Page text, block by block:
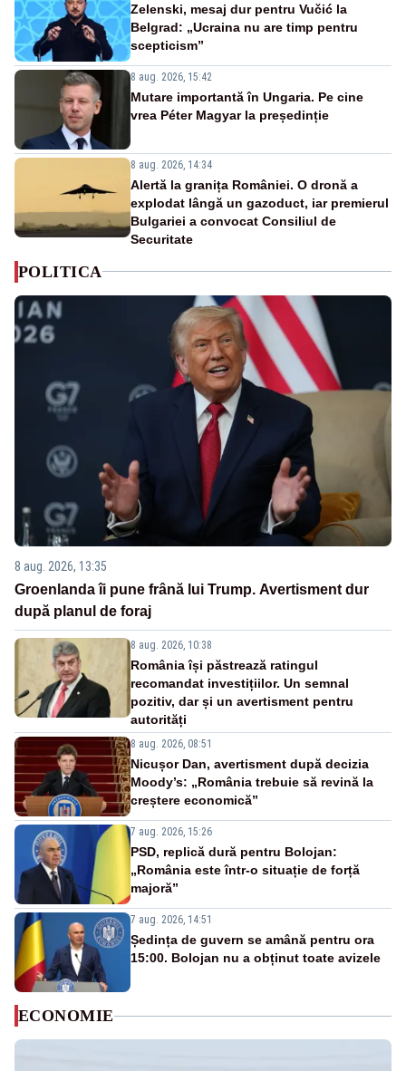
Zelenski, mesaj dur pentru Vučić la
Belgrad: „Ucraina nu are timp pentru
scepticism”
8 aug. 2026, 15:42
Mutare importantă în Ungaria. Pe cine
vrea Péter Magyar la președinție
8 aug. 2026, 14:34
Alertă la granița României. O dronă a
explodat lângă un gazoduct, iar premierul
Bulgariei a convocat Consiliul de
Securitate
POLITICA
8 aug. 2026, 13:35
Groenlanda îi pune frână lui Trump. Avertisment dur
după planul de foraj
8 aug. 2026, 10:38
România își păstrează ratingul
recomandat investițiilor. Un semnal
pozitiv, dar și un avertisment pentru
autorități
8 aug. 2026, 08:51
Nicușor Dan, avertisment după decizia
Moody’s: „România trebuie să revină la
creștere economică”
7 aug. 2026, 15:26
PSD, replică dură pentru Bolojan:
„România este într-o situație de forță
majoră”
7 aug. 2026, 14:51
Ședința de guvern se amână pentru ora
15:00. Bolojan nu a obținut toate avizele
ECONOMIE